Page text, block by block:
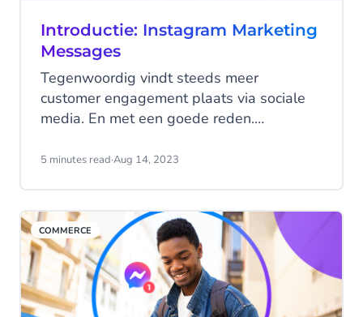
Introductie: Instagram Marketing
Messages
Tegenwoordig vindt steeds meer
customer engagement plaats via sociale
media. En met een goede reden.
favoriete apps van klanten kunnen jouw
Instagram biedt een geweldige
marketingtool om jouw zichtbaarheid te
vergroten en klanten opnieuw te
betrekken om die conversiepercentages te
laten groeien.
5 minutes read·Aug 14, 2023
COMMERCE